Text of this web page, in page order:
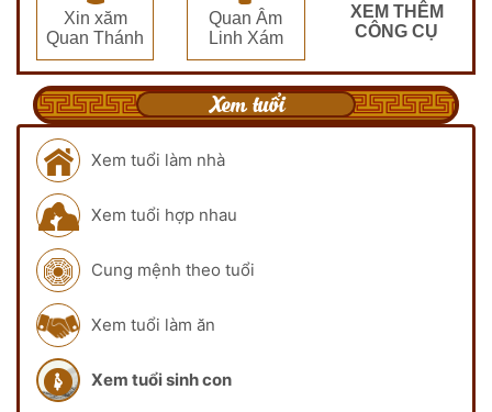
Xin xăm
Quan Thánh
Quan Âm
Linh Xám
XEM THÊM
CÔNG CỤ
Xem tuổi
Xem tuổi làm nhà
Xem tuổi hợp nhau
Cung mệnh theo tuổi
Xem tuổi làm ăn
Xem tuổi sinh con